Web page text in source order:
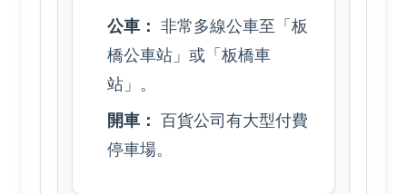
公車： 非常多線公車至「板
橋公車站」或「板橋車
站」。
開車： 百貨公司有大型付費
停車場。